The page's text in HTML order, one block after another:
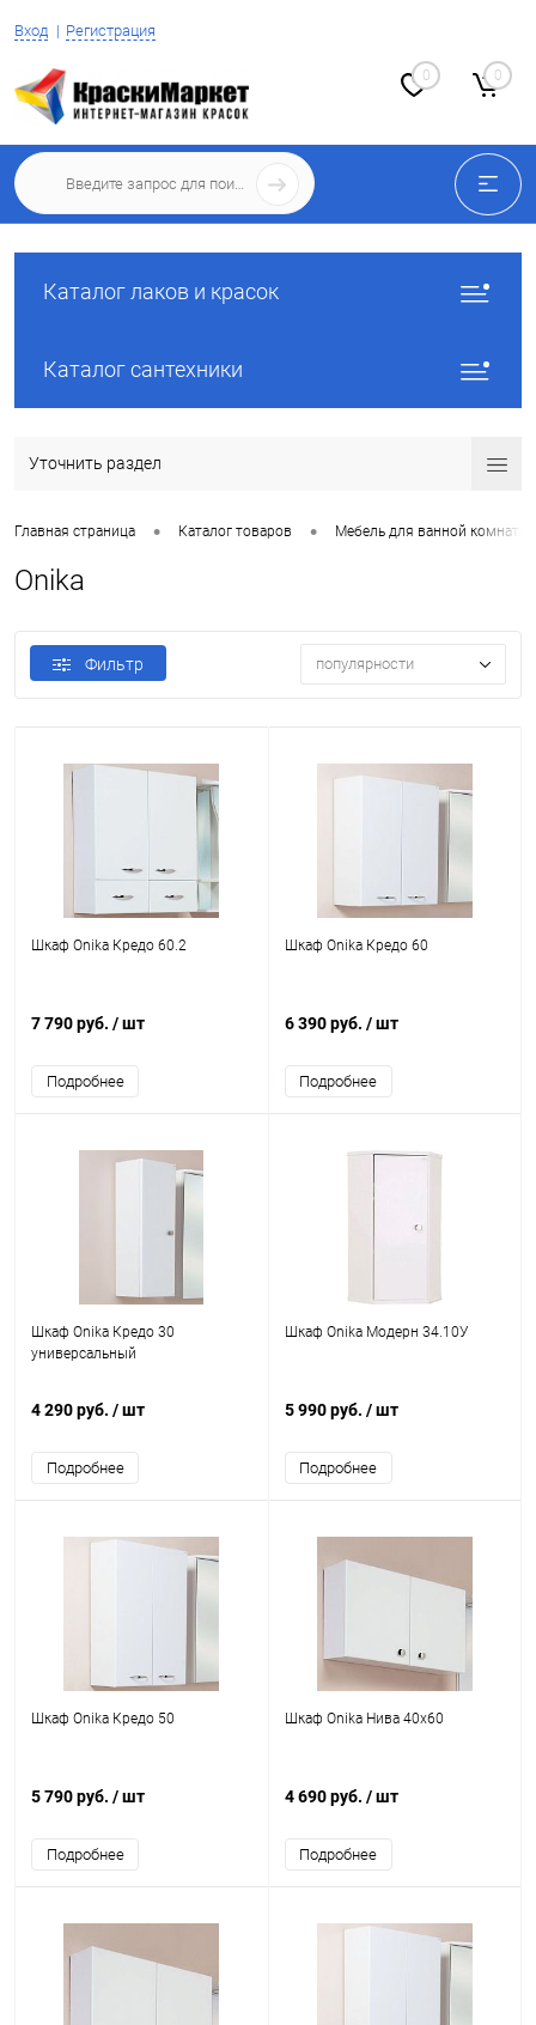
Вход Регистрация
0 0
Каталог лаков и красок
Каталог сантехники
Уточнить раздел
Главная страница • Каталог товаров • Мебель для ванной комнаты
Onika
Фильтр популярности
Шкаф Onika Кредо 60.2
7 790 руб. / шт
Подробнее
Шкаф Onika Кредо 60
6 390 руб. / шт
Подробнее
Шкаф Onika Кредо 30
универсальный
4 290 руб. / шт
Подробнее
Шкаф Onika Модерн 34.10У
5 990 руб. / шт
Подробнее
Шкаф Onika Кредо 50
5 790 руб. / шт
Подробнее
Шкаф Onika Нива 40х60
4 690 руб. / шт
Подробнее